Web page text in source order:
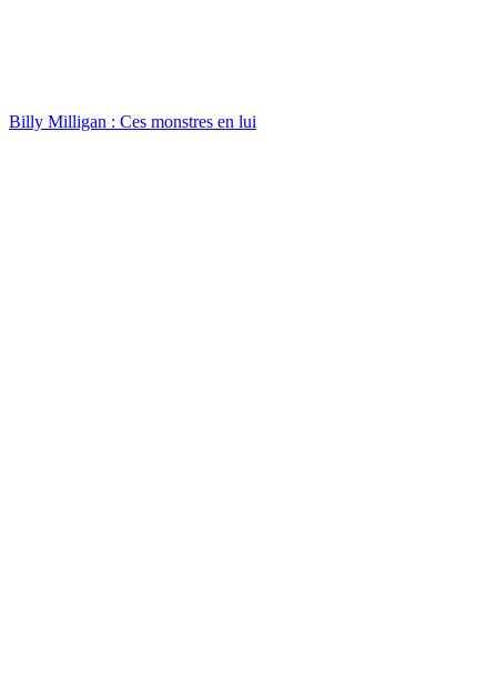
Billy Milligan : Ces monstres en lui